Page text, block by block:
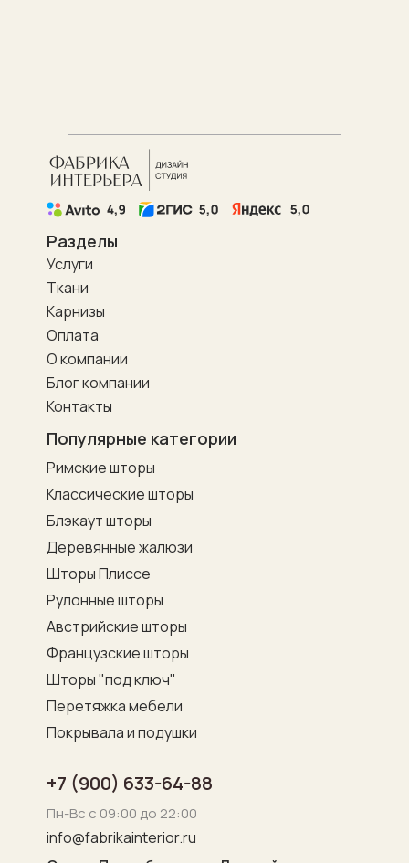
info@fabrikainterior.ru
Разделы
О компании
Ткани
Оплата
Услуги
Контакты
Популярные категории
Римские шторы
Классические шторы
Блэкаут шторы
Деревянные жалюзи
Шторы Плиссе
Шторы "под ключ"
Перетяжка мебели
Покрывала и подушки
+7 (900) 633-64-88
Пн-Вс с 09:00 до 22:00
Австрийские шторы
Французские шторы
Карнизы
Блог компании
Рулонные шторы